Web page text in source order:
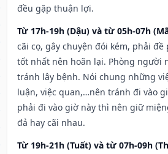
đều gặp thuận lợi.
Từ 17h-19h (Dậu) và từ 05h-07h
cãi cọ, gây chuyện đói kém, phải
tốt nhất nên hoãn lại. Phòng người
tránh lây bệnh. Nói chung những
luận, việc quan,…nên tránh đi vào
phải đi vào giờ này thì nên giữ
đả hay cãi nhau.
Từ 19h-21h (Tuất) và từ 07h-09h